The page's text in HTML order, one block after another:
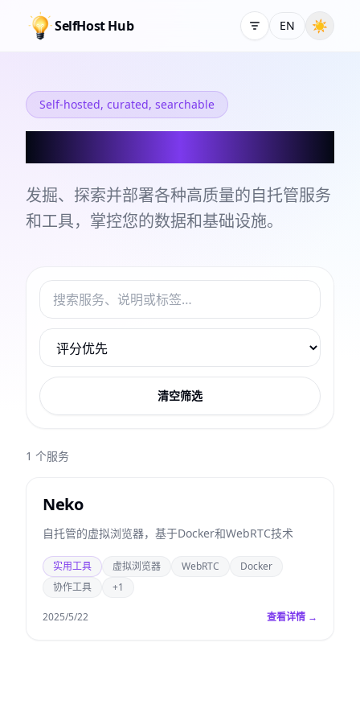
SelfHost Hub EN ☀
Self-hosted, curated, searchable
发掘、探索并部署各种高质量的自托管服务
和工具，掌控您的数据和基础设施。
清空筛选
1 个服务
Neko
自托管的虚拟浏览器，基于Docker和WebRTC技术
实用工具 虚拟浏览器 WebRTC
Docker
协作工具
+1
2025/5/22 查看详情 →